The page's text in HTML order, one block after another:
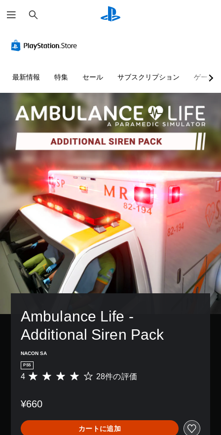
索
最新情報 特集 セール サブスクリプション ゲーム
Ambulance Life -
Additional Siren Pack
NACON SA
PS5
評
は
8
、
4 28件の評価
¥660
カートに追加